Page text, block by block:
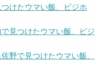
けたウマい飯、ビジホ
見つけたウマい飯、ビジ
野で見つけたウマい飯、